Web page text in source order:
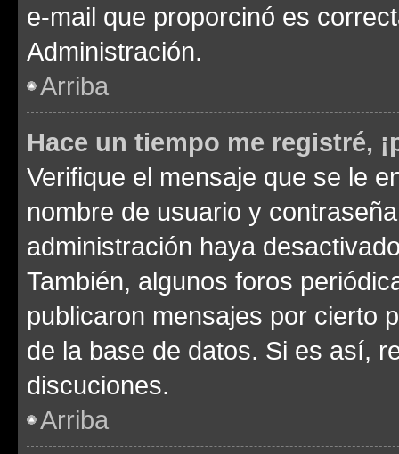
e-mail que proporcinó es
Administración.
Arriba
Hace un tiempo me registré,
Verifique el mensaje que se le
nombre de usuario y
administración haya
También, algunos foros
publicaron mensajes por cierto
de la base de datos. Si es así,
discuciones.
Arriba